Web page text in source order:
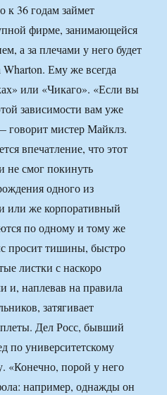
к 36 годам займет
фирме, занимающейся
а за плечами у него будет
Ему же всегда
или «Чикаго». «Если вы
зависимости вам уже
говорит мистер Майклз.
впечатление, что этот
не смог покинуть
одного из
или же корпоративный
по одному и тому же
просит тишины, быстро
листки с наскоро
и, наплевав на правила
затягивает
Дел Росс, бывший
по университетскому
«Конечно, порой у него
например, однажды он